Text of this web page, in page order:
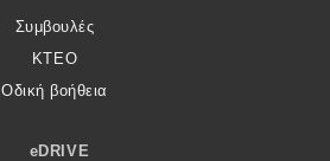
Συμβουλές
ΚΤΕΟ
Οδική βοήθεια
eDRIVE